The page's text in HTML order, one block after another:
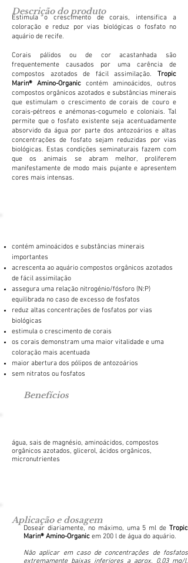
Descrição do produto
Estimula o crescimento de corais, intensifica a
coloração e reduz por vias biológicas o fosfato no
aquário de recife.
Corais pálidos ou de cor acastanhada são
frequentemente causados por uma carência de
compostos azotados de fácil assimilação.
Tropic
Marin® Amino-Organic contém aminoácidos, outros
compostos orgânicos azotados e substâncias minerais
que estimulam o crescimento de corais de couro e
corais-pétreos e anémonas-cogumelo e coloniais. Tal
permite que o fosfato existente seja acentuadamente
absorvido da água por parte dos antozoários e altas
concentrações de fosfato sejam reduzidas por vias
biológicas. Estas condições seminaturais fazem com
que os animais se abram melhor, proliferem
manifestamente de modo mais pujante e apresentem
cores mais intensas.
contém aminoácidos e substâncias minerais
importantes
acrescenta ao aquário compostos orgânicos azotados
de fácil assimilação
assegura uma relação nitrogénio/fósforo (N:P)
equilibrada no caso de excesso de fosfatos
reduz altas concentrações de fosfatos por vias
biológicas
estimula o crescimento de corais
os corais demonstram uma maior vitalidade e uma
coloração mais acentuada
maior abertura dos pólipos de antozoários
sem nitratos ou fosfatos
Benefícios
água, sais de magnésio, aminoácidos, compostos
orgânicos azotados, glicerol, ácidos orgânicos,
micronutrientes
Aplicação e dosagem
Dosear diariamente, no máximo, uma 5 ml de Tropic
Marin® Amino-Organic em 200 l de água do aquário.
Não aplicar em caso de concentrações de fosfatos
extremamente baixas inferiores a aprox. 0,03 mg/l,